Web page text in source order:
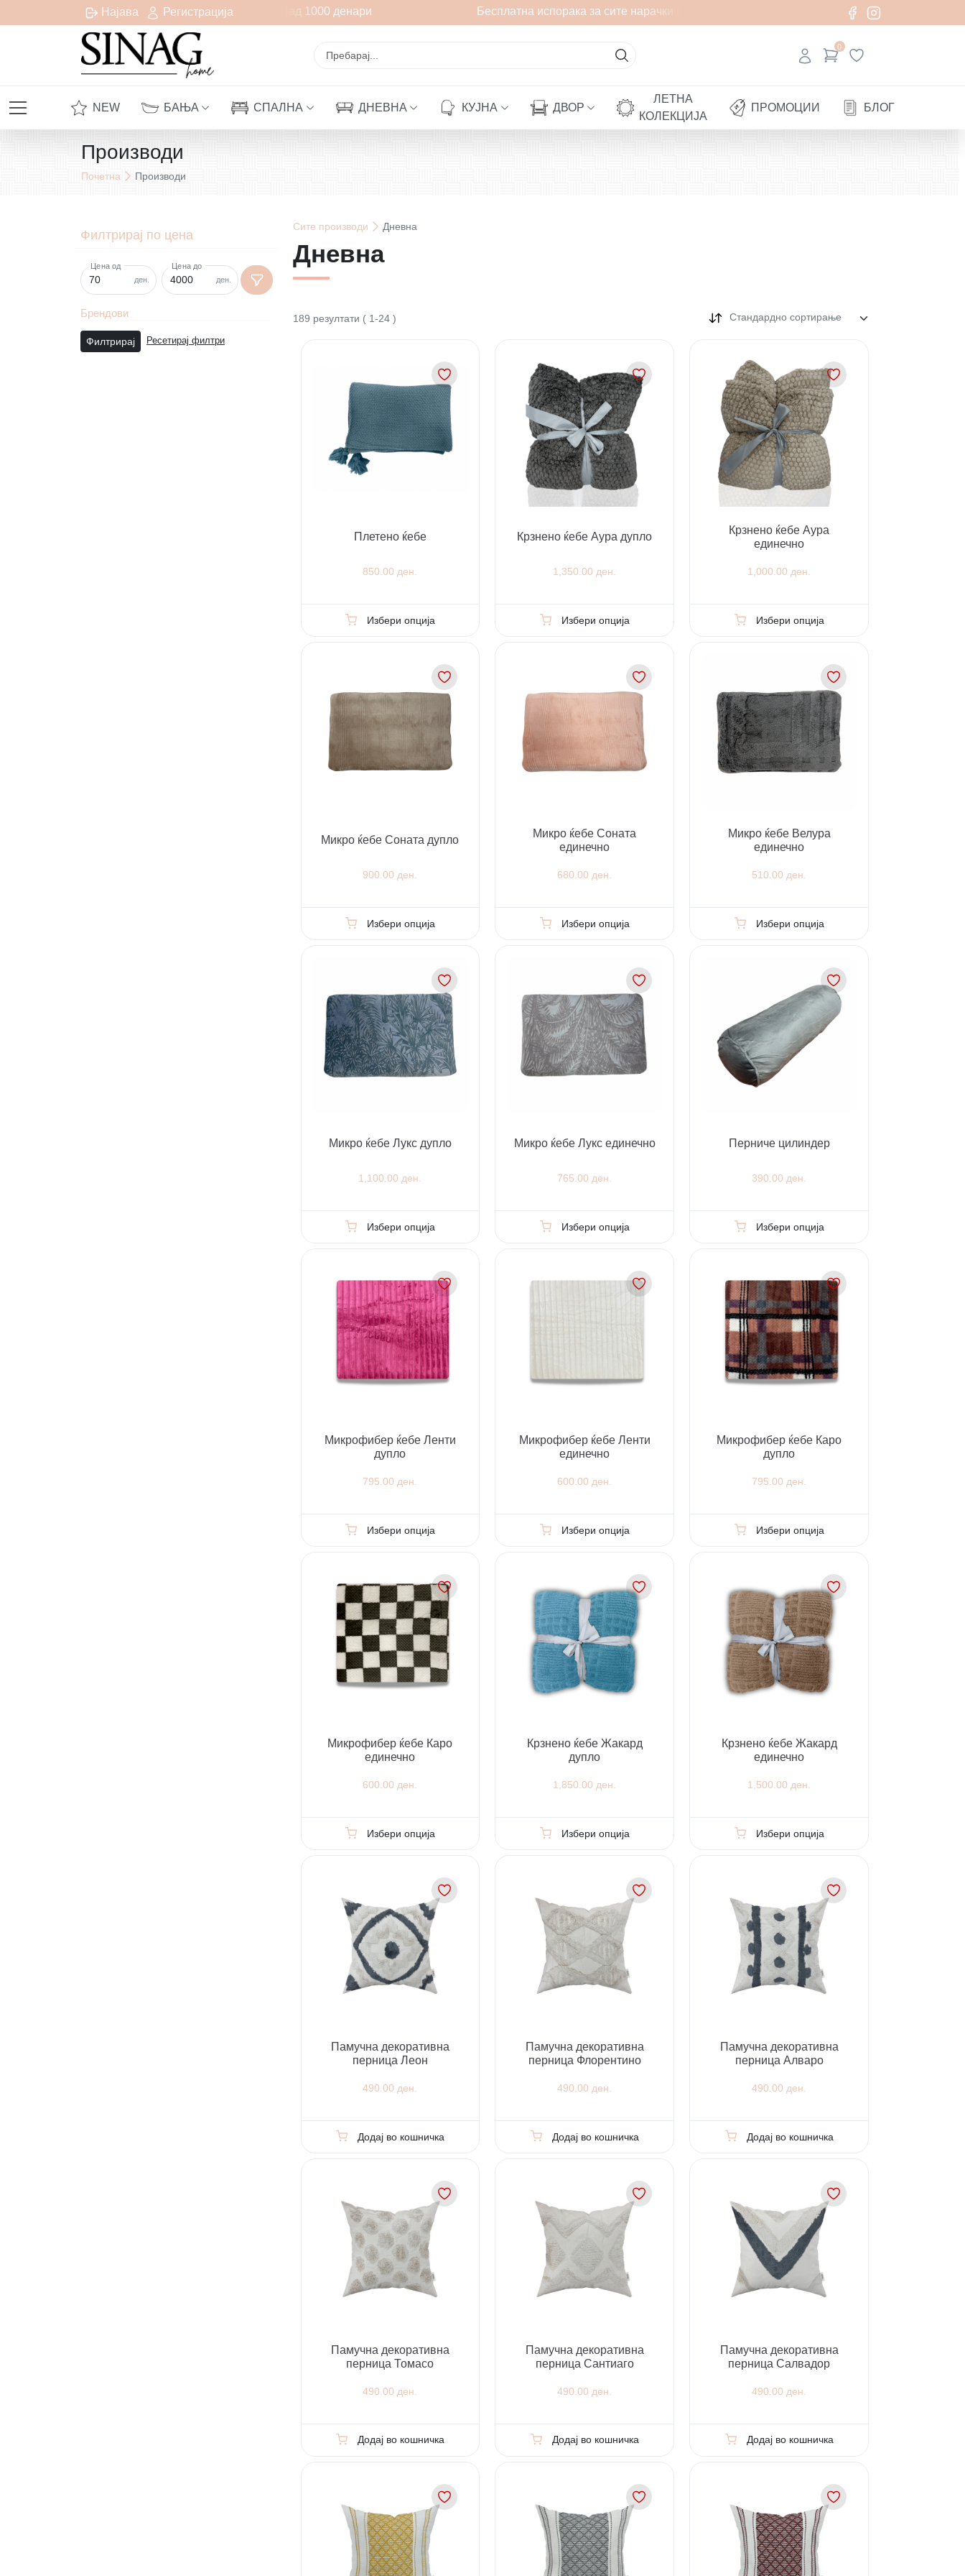
Најава Регистрација
Бесплатна испорака за сите нарачки над 1000 денари Бесплатна испорака за сите нарачки над 1000 денари
0
NEW БАЊА СПАЛНА ДНЕВНА КУЈНА ДВОР
ЛЕТНА
КОЛЕКЦИЈА
ПРОМОЦИИ БЛОГ
Производи
Почетна Производи
Филтрирај по цена
ден.
Цена од
ден.
Цена до
Брендови
Филтрирај Ресетирај филтри
Сите производи Дневна
Дневна
189 резултати ( 1-24 ) Стандардно сортирање
Плетено ќебе
850.00 ден.
Избери опција
Крзнено ќебе Аура дупло
1,350.00 ден.
Избери опција
Крзнено ќебе Аура
единечно
1,000.00 ден.
Избери опција
Микро ќебе Соната дупло
900.00 ден.
Избери опција
Микро ќебе Соната
единечно
680.00 ден.
Избери опција
Микро ќебе Велура
единечно
510.00 ден.
Избери опција
Микро ќебе Лукс дупло
1,100.00 ден.
Избери опција
Микро ќебе Лукс единечно
765.00 ден.
Избери опција
Перниче цилиндер
390.00 ден.
Избери опција
Микрофибер ќебе Ленти
дупло
795.00 ден.
Избери опција
Микрофибер ќебе Ленти
единечно
600.00 ден.
Избери опција
Микрофибер ќебе Каро
дупло
795.00 ден.
Избери опција
Микрофибер ќебе Каро
единечно
600.00 ден.
Избери опција
Крзнено ќебе Жакард
дупло
1,850.00 ден.
Избери опција
Крзнено ќебе Жакард
единечно
1,500.00 ден.
Избери опција
Памучна декоративна
перница Леон
490.00 ден.
Додај во кошничка
Памучна декоративна
перница Флорентино
490.00 ден.
Додај во кошничка
Памучна декоративна
перница Алваро
490.00 ден.
Додај во кошничка
Памучна декоративна
перница Томасо
490.00 ден.
Додај во кошничка
Памучна декоративна
перница Сантиаго
490.00 ден.
Додај во кошничка
Памучна декоративна
перница Салвадор
490.00 ден.
Додај во кошничка